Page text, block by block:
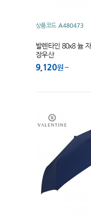
상품코드 A480473
발렌타인 80x8 늄
장우산
9,120원